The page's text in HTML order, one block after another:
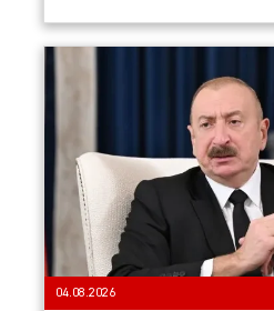
04.08.2026